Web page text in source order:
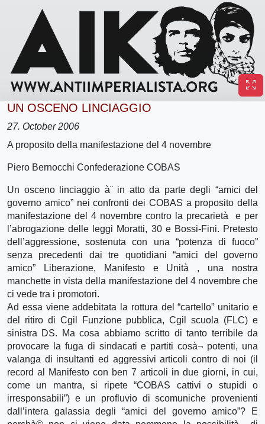
UN OSCENO LINCIAGGIO
27. October 2006
A proposito della manifestazione del 4 novembre
Piero Bernocchi Confederazione COBAS
Un osceno linciaggio à¨ in atto da parte degli “amici del
governo amico” nei confronti dei COBAS a proposito della
manifestazione del 4 novembre contro la precarietà e per
l’abrogazione delle leggi Moratti, 30 e Bossi-Fini. Pretesto
dell’aggressione, sostenuta con una “potenza di fuoco”
senza precedenti dai tre quotidiani “amici del governo
amico” Liberazione, Manifesto e Unità , una nostra
manchette in vista della manifestazione del 4 novembre che
ci vede tra i promotori.
Ad essa viene addebitata la rottura del “cartello” unitario e
del ritiro di Cgil Funzione pubblica, Cgil scuola (FLC) e
sinistra DS. Ma cosa abbiamo scritto di tanto terribile da
provocare la fuga di sindacati e partiti cosà¬ potenti, una
valanga di insultanti ed aggressivi articoli contro di noi (il
record al Manifesto con ben 7 articoli in due giorni, in cui,
come un mantra, si ripete “COBAS cattivi o stupidi o
irresponsabili”) e un profluvio di scomuniche provenienti
dall’intera galassia degli “amici del governo amico”? E